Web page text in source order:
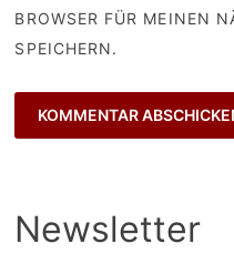
BROWSER FÜR MEINEN
SPEICHERN.
Newsletter